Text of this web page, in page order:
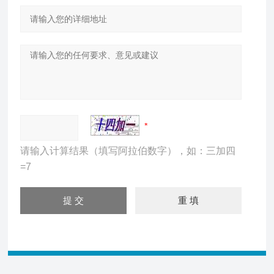
请输入计算结果（填写阿拉伯数字），如：三加四
=7